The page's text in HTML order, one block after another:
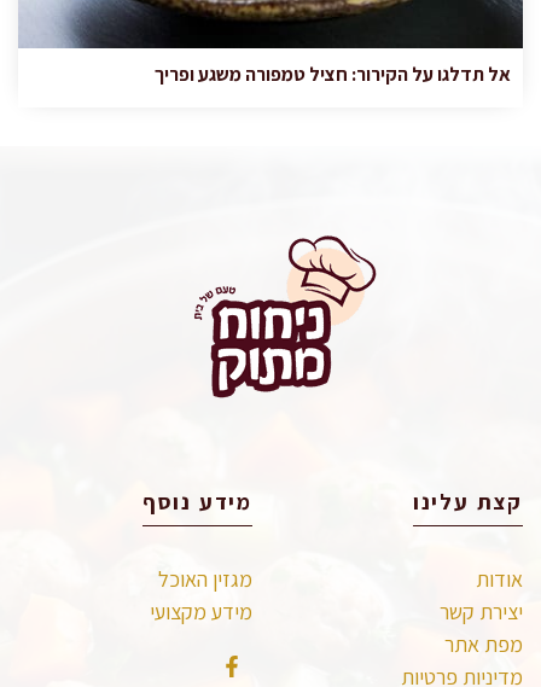
אל תדלגו על הקירור: חציל טמפורה משגע ופריך
קצת עלינו
אודות
יצירת קשר
מפת אתר
מדיניות פרטיות
מידע נוסף
מגזין האוכל
מידע מקצועי